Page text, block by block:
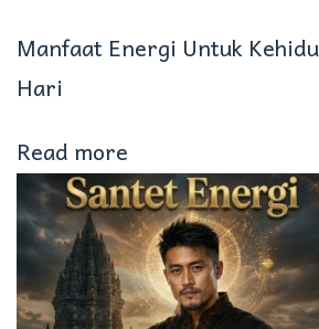
k
a
h
Manfaat Energi Untuk
Hari
Read more